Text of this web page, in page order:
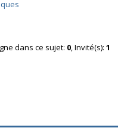
dans ce sujet: 0, Invité(s): 1